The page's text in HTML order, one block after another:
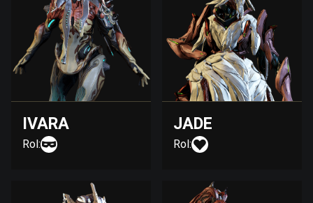
IVARA
Rol:
JADE
Rol: